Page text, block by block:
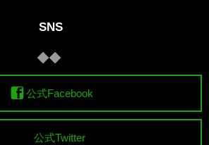
SNS
公式Facebook
公式Twitter